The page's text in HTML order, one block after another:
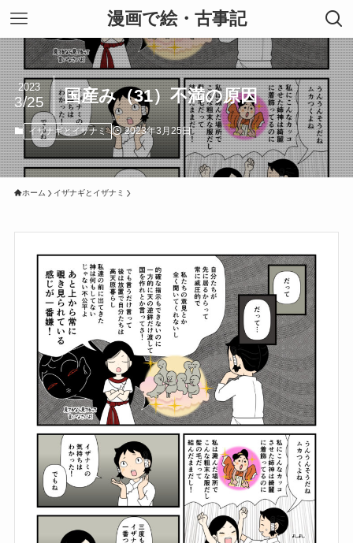
漫画で絵・古事記
国産み（31）不満の原因
2023
3/25
イザナギとイザナミ 2023年3月25日
ホーム イザナギとイザナミ